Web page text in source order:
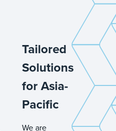
Tailored
Solutions
for Asia-
Pacific
We are